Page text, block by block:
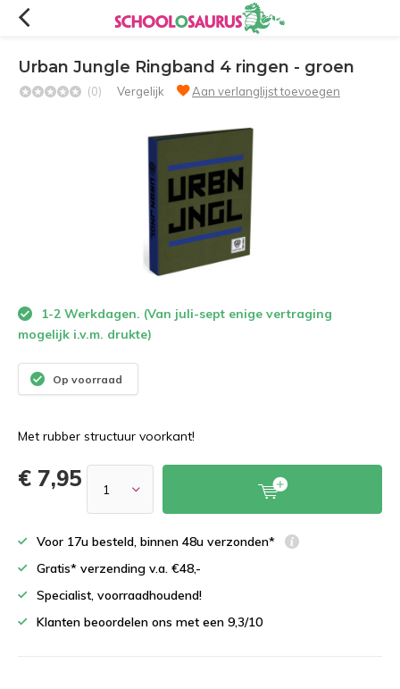
Urban Jungle Ringband 4 ringen - groen
(0) Vergelijk Aan verlanglijst toevoegen
1-2 Werkdagen. (Van juli-sept enige vertraging
mogelijk i.v.m. drukte)
Op voorraad
Met rubber structuur voorkant!
€ 7,95
Voor 17u besteld, binnen 48u verzonden*
Gratis* verzending v.a. €48,-
Specialist, voorraadhoudend!
Klanten beoordelen ons met een 9,3/10